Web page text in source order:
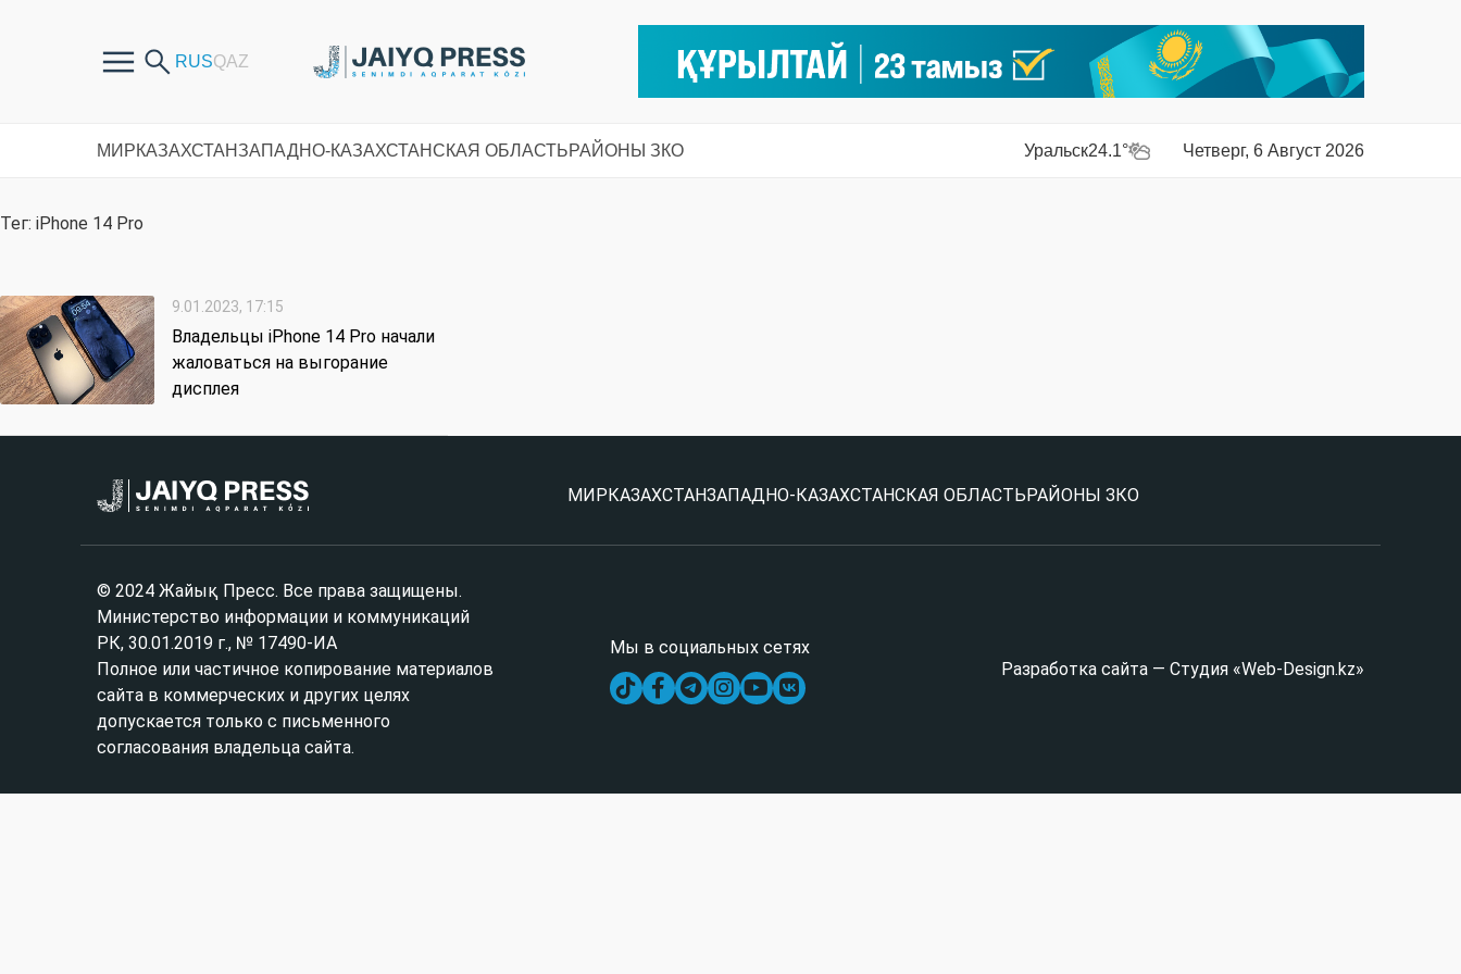
МИРКАЗАХСТАНЗАПАДНО-КАЗАХСТАНСКАЯ ОБЛАСТЬРАЙОНЫ ЗКО Уральск24.1° Четверг, 6 Август 2026
Тег: iPhone 14 Pro
9.01.2023, 17:15
Владельцы iPhone 14 Pro начали
жаловаться на выгорание
дисплея
МИР КАЗАХСТАНЗАПАДНО-КАЗАХСТАНСКАЯ ОБЛАСТЬ РАЙОНЫ ЗКО
© 2024 Жайық Пресс. Все права защищены.
Министерство информации и коммуникаций
РК, 30.01.2019 г., № 17490-ИА
Полное или частичное копирование материалов
сайта в коммерческих и других целях
допускается только с письменного
согласования владельца сайта.
Мы в социальных сетях
Разработка сайта — Студия «Web-Design.kz»